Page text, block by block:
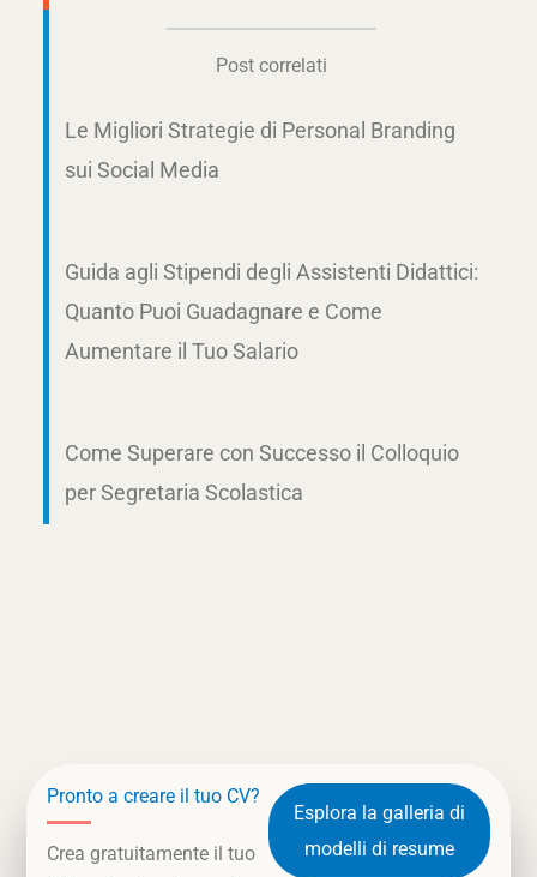
Post correlati
Le Migliori Strategie di Personal Branding
sui Social Media
Guida agli Stipendi degli Assistenti Didattici:
Quanto Puoi Guadagnare e Come
Aumentare il Tuo Salario
Come Superare con Successo il Colloquio
per Segretaria Scolastica
Pronto a creare il tuo CV?
Crea gratuitamente il tuo
Esplora la galleria di
modelli di resume